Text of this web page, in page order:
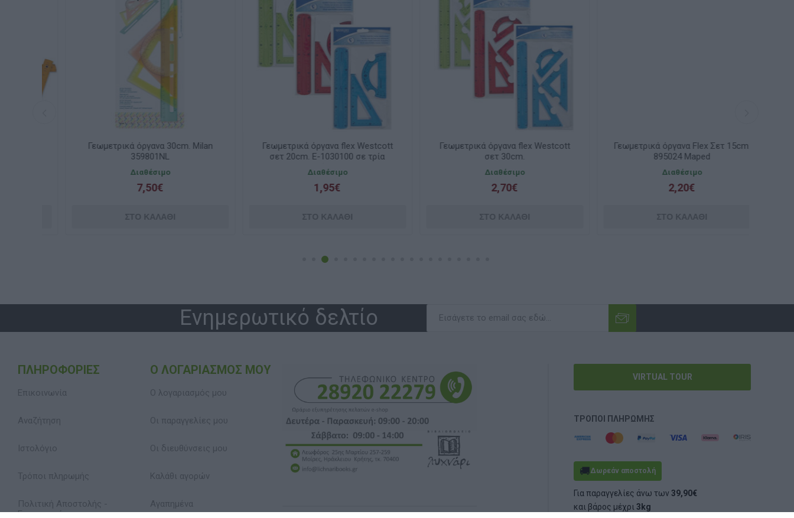
Γεωμετρικά όργανα 30cm. Milan
359801NL
Διαθέσιμο
7,50€
Γεωμετρικά όργανα flex Westcott
σετ 20cm. E-1030100 σε τρία
χρώματα
Διαθέσιμο
1,95€
Γεωμετρικά όργανα flex Westcott
σετ 30cm.
Διαθέσιμο
2,70€
Γεωμετρικά όργανα Flex Σετ 15cm.
895024 Maped
Διαθέσιμο
2,20€
Ενημερωτικό δελτίο
ΠΛΗΡΟΦΟΡΊΕΣ
Επικοινωνία
Αναζήτηση
Ιστολόγιο
Τρόποι πληρωμής
Πολιτική Αποστολής -
Επιστροφών
Ο ΛΟΓΑΡΙΑΣΜΌΣ ΜΟΥ
Ο λογαριασμός μου
Οι παραγγελίες μου
Οι διευθύνσεις μου
Καλάθι αγορών
Αγαπημένα
VIRTUAL TOUR
ΤΡΌΠΟΙ ΠΛΗΡΩΜΉΣ
🚚Δωρεάν αποστολή
Για παραγγελίες άνω των39,90€
και βάρος μέχρι3kg